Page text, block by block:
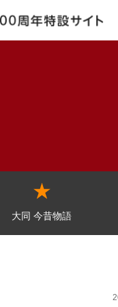
大同 今昔物語